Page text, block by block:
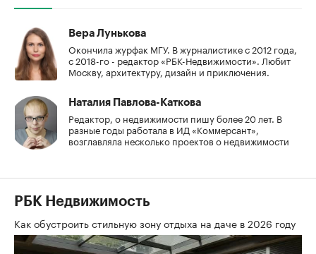
Вера Лунькова
Окончила журфак МГУ. В журналистике с 2012 года,
с 2018-го - редактор «РБК-Недвижимости». Любит
Москву, архитектуру, дизайн и приключения.
Наталия Павлова-Каткова
Редактор, о недвижимости пишу более 20 лет. В
разные годы работала в ИД «Коммерсант»,
возглавляла несколько проектов о недвижимости
РБК Недвижимость
Как обустроить стильную зону отдыха на даче в 2026 году